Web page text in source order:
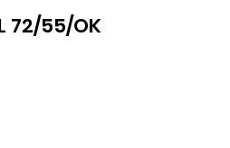
72/55/OK